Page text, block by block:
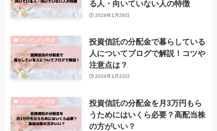
る人・向いていない人の特徴
2024年1月26日
インデックス投資
投資信託の分配金で暮らしている
人についてブログで解説！コツや
注意点は？
2024年1月23日
インデックス投資
投資信託の分配金を月3万円もら
うためにはいくら必要？高配当株
の方がいい？